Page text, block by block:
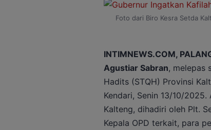
Foto dari Biro Kesra Setda
INTIMNEWS.COM,
Agustiar Sabran, melepas
Hadits (STQH) Provinsi
Kendari, Senin 13/10/
Kalteng, dihadiri oleh Plt.
Kepala OPD terkait, para